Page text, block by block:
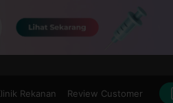
Rekanan Review Customer